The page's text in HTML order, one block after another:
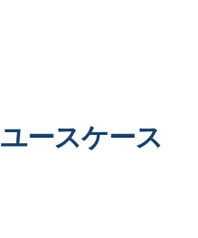
ユースケース